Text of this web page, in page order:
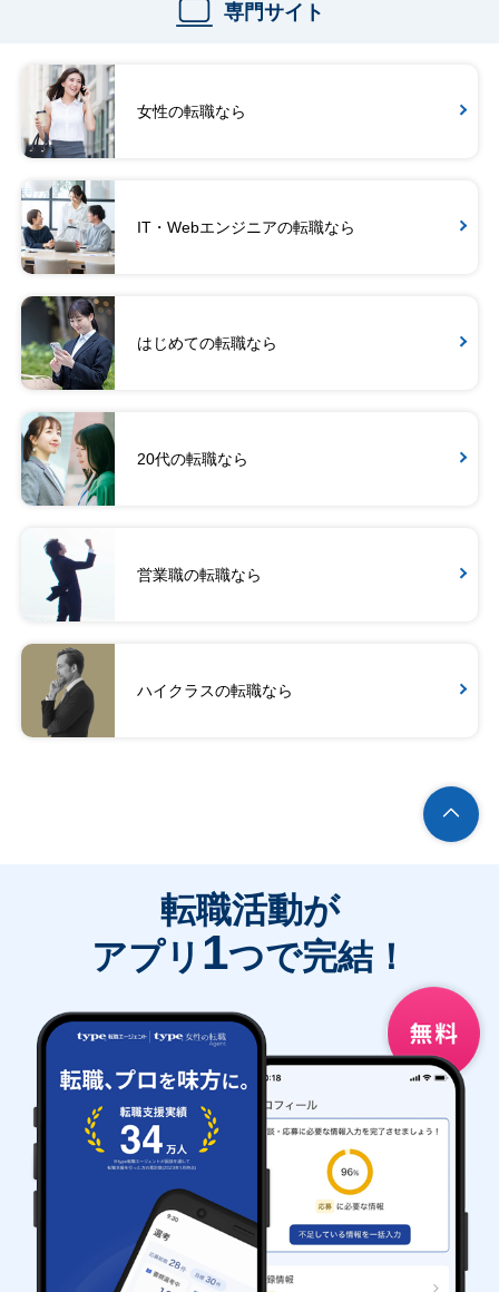
専門サイト
女性の転職なら
IT・Webエンジニアの転職なら
はじめての転職なら
20代の転職なら
営業職の転職なら
ハイクラスの転職なら
転職活動が
アプリ 1つで完結！